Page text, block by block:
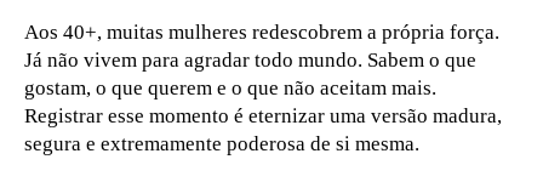
Aos 40+, muitas mulheres redescobrem a própria força.
Já não vivem para agradar todo mundo. Sabem o que
gostam, o que querem e o que não aceitam mais.
Registrar esse momento é eternizar uma versão madura,
segura e extremamente poderosa de si mesma.